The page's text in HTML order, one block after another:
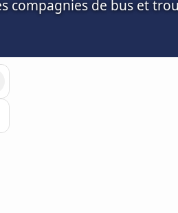
compagnies de bus et